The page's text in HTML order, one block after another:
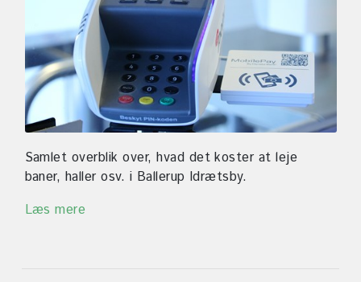
Samlet overblik over, hvad det koster at leje
baner, haller osv. i Ballerup Idrætsby.
Læs mere